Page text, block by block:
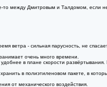
то между Дмитровым и Талдомом, если
ветра - сильная парусность, не
очень много времени.
в плане скорости
в полиэтиленовом пакете, в
от механического воздействия.